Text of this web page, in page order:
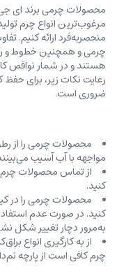
محصولات چرمی برند ای جی
مرغوب‌ترین انواع چرم
منحصربه‌فرد ارائه کنیم.
چرمی و همچنین خطوط و
هستند و در شمار نواقص
رعایت نکات زیر، برای
ضروری است.
محصولات چرمی را از
مواجهه با آب آسیب
از تماس محصولات چرم
کنید.
محصولات چرمی را در
کنید. در صورت عدم
به‌مرور دچار تغییر شکل
از به کارگیری انواع
چرم کافی است از پارچه‌